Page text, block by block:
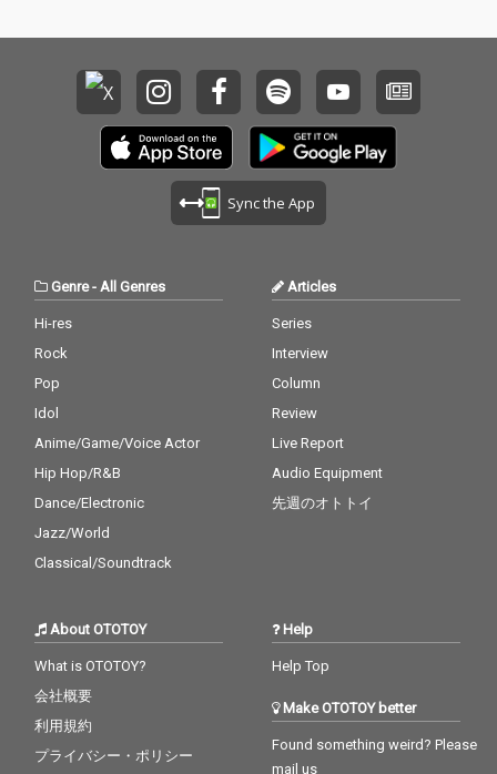
Sync the App
Genre- All Genres
Hi-res
Rock
Pop
Idol
Anime/Game/Voice Actor
Hip Hop/R&B
Dance/Electronic
Jazz/World
Classical/Soundtrack
Articles
Series
Interview
Column
Review
Live Report
Audio Equipment
先週のオトトイ
About OTOTOY
What is OTOTOY?
会社概要
利用規約
プライバシー・ポリシー
Help
Help Top
Make OTOTOY better
Found something weird? Please
mail us